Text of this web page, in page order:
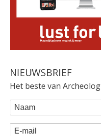
NIEUWSBRIEF
Het beste van
WEBFORM
Naam
E-mail